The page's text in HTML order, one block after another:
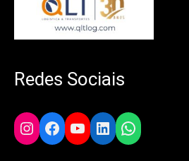
Redes Sociais
Instagram
Facebook
YouTube
LinkedIn
WhatsApp